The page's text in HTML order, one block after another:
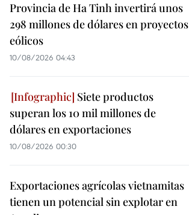
Provincia de Ha Tinh invertirá unos
298 millones de dólares en proyectos
eólicos
10/08/2026 04:43
Siete productos
superan los 10 mil millones de
dólares en exportaciones
10/08/2026 00:30
Exportaciones agrícolas vietnamitas
tienen un potencial sin explotar en